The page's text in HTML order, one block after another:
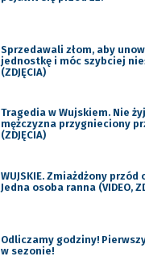
Sprzedawali złom, aby
jednostkę i móc szybciej
(ZDJĘCIA)
Tragedia w Wujskiem. Nie
mężczyzna przygnieciony
(ZDJĘCIA)
WUJSKIE. Zmiażdżony przód
Jedna osoba ranna (VIDEO,
Odliczamy godziny!
w sezonie!